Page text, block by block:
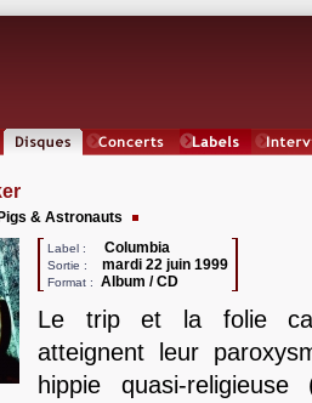
& Astronauts
Label : Columbia
Sortie : mardi 22 juin 1999
Format : Album / CD
Le trip et la folie
atteignent leur
hippie quasi-